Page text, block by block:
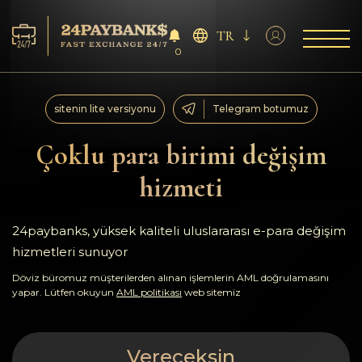
Servisler
Rezervler
Geri bildirimler
Kurallar
0
TR
Çoklu para birimi değişim
hizmeti
sitenin lite versiyonu Telegram botumuz
24paybanks, yüksek kaliteli uluslararası e-para değişim
hizmetleri sunuyor
Döviz büromuz müşterilerden alınan işlemlerin AML doğrulamasını
yapar. Lütfen okuyun AML politikası web sitemiz
Vereceksin